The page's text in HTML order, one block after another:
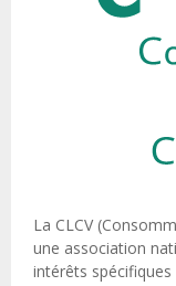
La CLCV
une association
intérêts